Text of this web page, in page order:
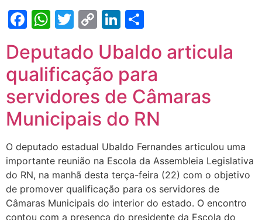
Facebook
WhatsApp
Twitter
CopyLinkedIn
Deputado Ubaldo articula
qualificação para
servidores de Câmaras
Municipais do RN
O deputado estadual Ubaldo Fernandes articulou uma
importante reunião na Escola da Assembleia Legislativa
do RN, na manhã desta terça-feira (22) com o objetivo
de promover qualificação para os servidores de
Câmaras Municipais do interior do estado. O encontro
contou com a presença do presidente da Escola do